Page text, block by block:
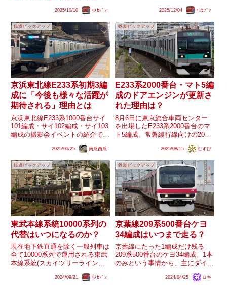
間、泉岳寺駅への入線や都営浅草
に充当されず、京急線品川以南で
運用されていました。...
2025/10/10 ｴｽｾﾌﾞﾝ
き先変更がみられ、その規模は白
高まりました。具体的には現...
2025/12/04 ｴｽｾﾌﾞﾝ
鉄道ピックアップ
京浜東北線E233系初期3編
成に「今後も様々な活躍が
期待される」理由とは
京浜東北線E233系1000番台サイ
101編成・サイ102編成・サイ103
編成の撮影会イベントの紹介で、
な活躍が期待される」と言及され
台は少なくとも2編成に千葉地区
転用改造が実施さ...
2025/05/25 南瓜西瓜
鉄道ピックアップ
E233系2000番台・マト5編
成のドアエンジンが更新さ
れた理由は？
8月6日に東京総合車両センター
を出場したE233系2000番台のマ
ト5編成。常磐緩行線向けの2000
され、京浜東北線向けの1000番
置の更新などが確認されていま
す。また、大きな特徴...
2025/08/15 むすび
鉄道ピックアップ
東武本線系統10000系列の
代替はいつになるのか？
現在地下鉄直通を除く一般列車は
全て10000系列で運用される東武
本線系統(スカイツリーライン・
列は本線系統に現存する車両は全
2024/09/21 ｴｽｾﾌﾞﾝ
鉄道ピックアップ
京葉線209系500番台ケヨ
34編成はいつまで走る？
京葉線にたった1編成だけ残る
209系500番台のケヨ34編成。1本
のみという事情から、主にダイヤ
が流れる程度には今後の去就が注
2024/04/25 ロキ